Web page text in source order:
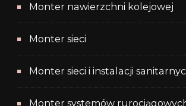
Monter nawierzchni kolejowej
Monter sieci
Monter sieci i instalacji
Monter systemów